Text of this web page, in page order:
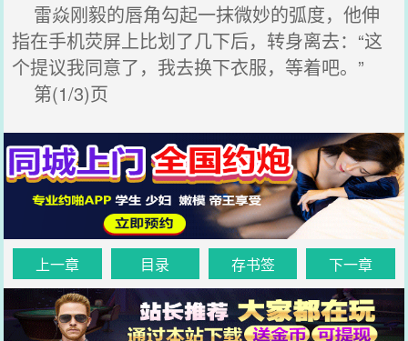
雷焱刚毅的唇角勾起一抹微妙的弧度，他伸
指在手机荧屏上比划了几下后，转身离去：“这
个提议我同意了，我去换下衣服，等着吧。”
第(1/3)页
上一章 目录 存书签 下一章